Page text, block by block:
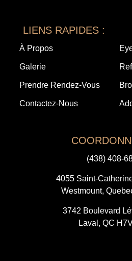
LIENS RAPIDES :
À Propos
Galerie
Prendre Rendez-Vous
Contactez-Nous
(438) 408-
4055 Saint-
Westmount,
3742 Boulevard
Laval, QC